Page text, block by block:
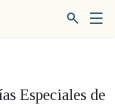
Especiales de